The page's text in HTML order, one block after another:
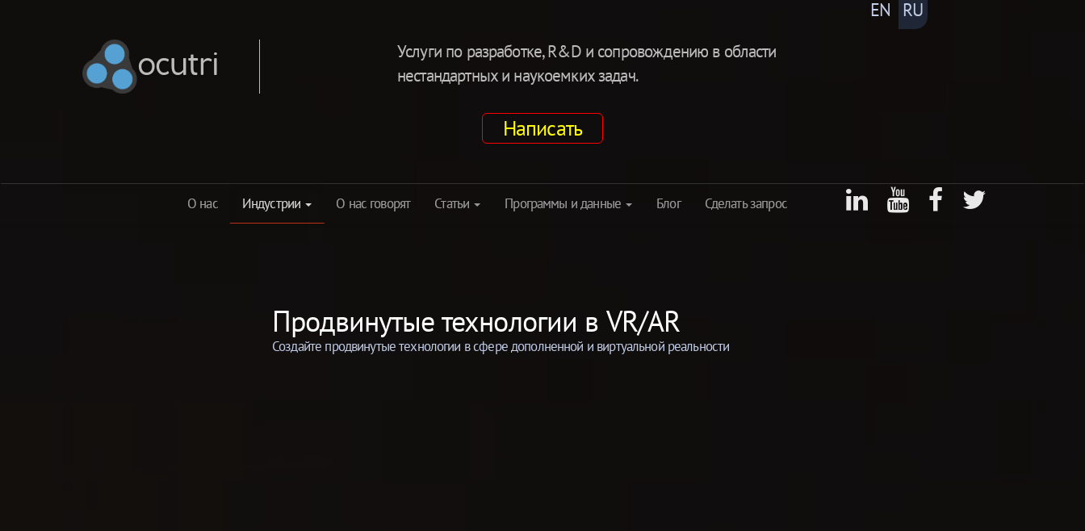
EN RU
ocutri
Услуги по разработке, R&D и сопровождению в области
нестандартных и наукоемких задач.
Написать
О нас Индустрии О нас говорят Статьи Программы и данные Блог Сделать запрос
Продвинутые технологии в VR/AR
Создайте продвинутые технологии в сфере дополненной и виртуальной реальности